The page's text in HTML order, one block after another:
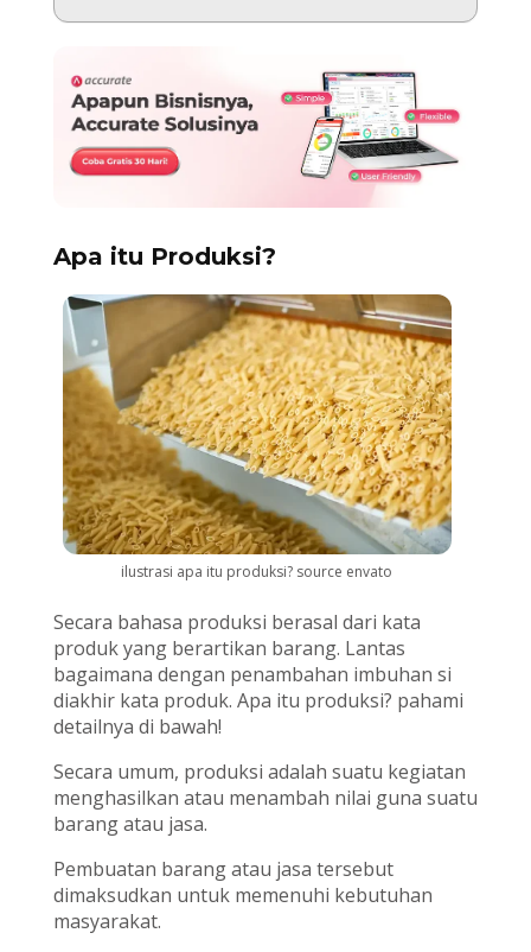
Apa itu Produksi?
ilustrasi apa itu produksi? source envato
Secara bahasa produksi berasal dari kata
produk yang berartikan barang. Lantas
bagaimana dengan penambahan imbuhan si
diakhir kata produk. Apa itu produksi? pahami
detailnya di bawah!
Secara umum, produksi adalah suatu kegiatan
menghasilkan atau menambah nilai guna suatu
barang atau jasa.
Pembuatan barang atau jasa tersebut
dimaksudkan untuk memenuhi kebutuhan
masyarakat.